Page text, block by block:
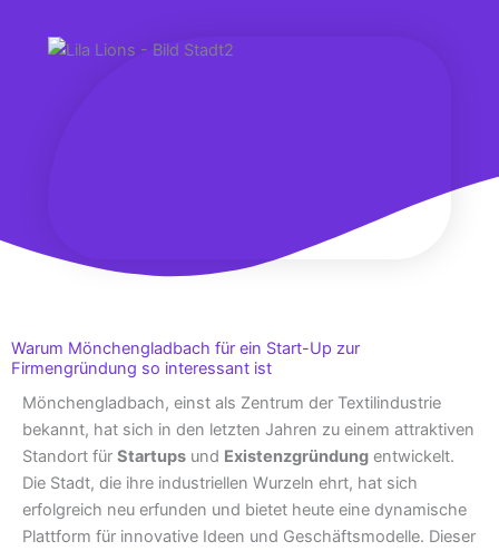
Warum Mönchengladbach für ein Start-Up zur
Firmengründung so interessant ist
Mönchengladbach, einst als Zentrum der Textilindustrie
bekannt, hat sich in den letzten Jahren zu einem attraktiven
Standort für Startups und Existenzgründung entwickelt.
Die Stadt, die ihre industriellen Wurzeln ehrt, hat sich
erfolgreich neu erfunden und bietet heute eine dynamische
Plattform für innovative Ideen und Geschäftsmodelle. Dieser